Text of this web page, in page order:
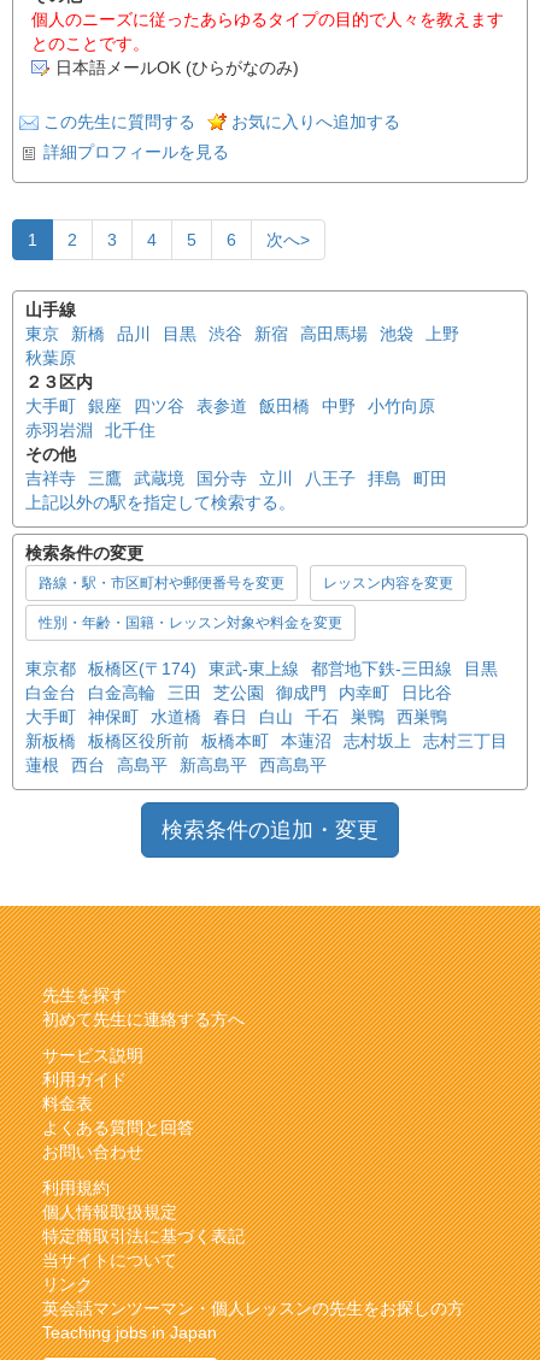
個人のニーズに従ったあらゆるタイプの目的で人々を教えます
とのことです。
日本語メールOK (ひらがなのみ)
この先生に質問する
お気に入りへ追加する
詳細プロフィールを見る
1 2 3 4 5 6 次へ>
山手線
東京
新橋 品川 目黒 渋谷 新宿 高田馬場 池袋
上野
秋葉原
２３区内
大手町
銀座 四ツ谷 表参道 飯田橋 中野
小竹向原
赤羽岩淵
北千住
その他
吉祥寺
三鷹 武蔵境 国分寺 立川 八王子 拝島
町田
上記以外の駅を指定して検索する。
検索条件の変更
路線・駅・市区町村や郵便番号を変更 レッスン内容を変更
性別・年齢・国籍・レッスン対象や料金を変更
東京都 板橋区(〒174) 東武-東上線 都営地下鉄-三田線
目黒
白金台
白金高輪 三田 芝公園 御成門 内幸町
日比谷
大手町
神保町 水道橋 春日 白山 千石 巣鴨
西巣鴨
新板橋
板橋区役所前 板橋本町 本蓮沼 志村坂上
志村三丁目
蓮根
西台 高島平 新高島平 西高島平
検索条件の追加・変更
先生を探す
初めて先生に連絡する方へ
サービス説明
利用ガイド
料金表
よくある質問と回答
お問い合わせ
利用規約
個人情報取扱規定
特定商取引法に基づく表記
当サイトについて
リンク
英会話マンツーマン・個人レッスンの先生をお探しの方
Teaching jobs in Japan